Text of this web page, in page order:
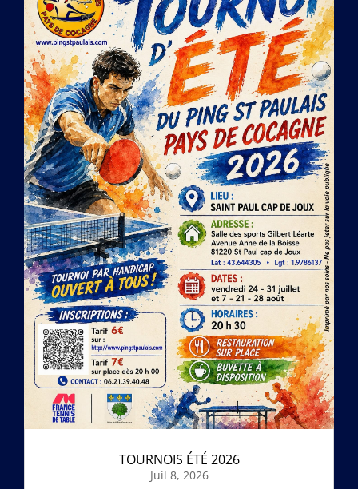
TOURNOIS ÉTÉ 2026
Juil 8, 2026